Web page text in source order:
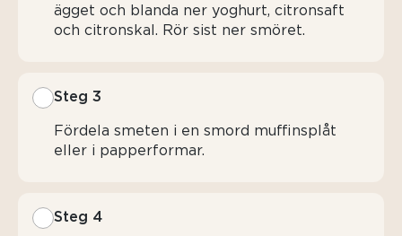
ägget och blanda ner yoghurt, citronsaft
och citronskal. Rör sist ner smöret.
Steg 3
Fördela smeten i en smord muffinsplåt
eller i papperformar.
Steg 4